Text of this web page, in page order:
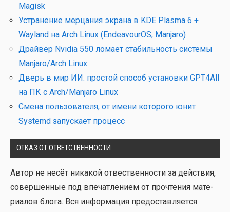
Magisk
Устранение мерцания экрана в KDE Plasma 6 +
Wayland на Arch Linux (EndeavourOS, Manjaro)
Драйвер Nvidia 550 ломает стабильность системы
Manjaro/Arch Linux
Дверь в мир ИИ: простой способ установки GPT4All
на ПК с Arch/Manjaro Linux
Смена пользователя, от имени которого юнит
Systemd запускает процесс
ОТКАЗ ОТ ОТВЕТСТВЕННОСТИ
Автор не несёт ника­кой отвест­вен­но­сти за дей­ствия,
совер­шен­ные под впе­чат­ле­ни­ем от про­чте­ния мате­
ри­а­лов бло­га. Вся инфор­ма­ция предо­став­ля­ет­ся